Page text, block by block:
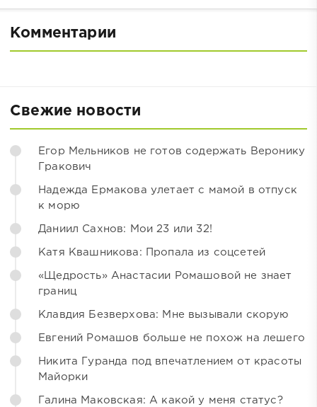
Комментарии
Свежие новости
Егор Мельников не готов содержать Веронику
Гракович
Надежда Ермакова улетает с мамой в отпуск
к морю
Даниил Сахнов: Мои 23 или 32!
Катя Квашникова: Пропала из соцсетей
«Щедрость» Анастасии Ромашовой не знает
границ
Клавдия Безверхова: Мне вызывали скорую
Евгений Ромашов больше не похож на лешего
Никита Гуранда под впечатлением от красоты
Майорки
Галина Маковская: А какой у меня статус?